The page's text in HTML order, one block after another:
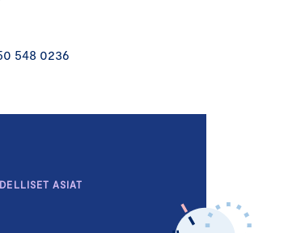
548 0236
ASIAT